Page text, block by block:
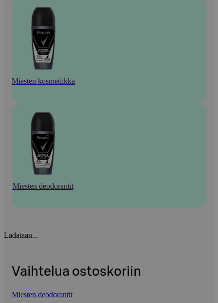
Miesten kosmetiikka
Miesten deodorantit
Ladataan...
Vaihtelua ostoskoriin
Miesten deodorantit